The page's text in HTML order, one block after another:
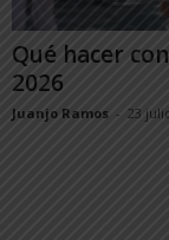
Qué hacer
2026
Juanjo Ramos - 23